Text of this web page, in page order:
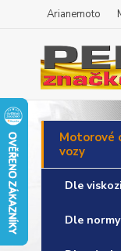
Arianemoto
Motorové
vozy
Dle
Dle